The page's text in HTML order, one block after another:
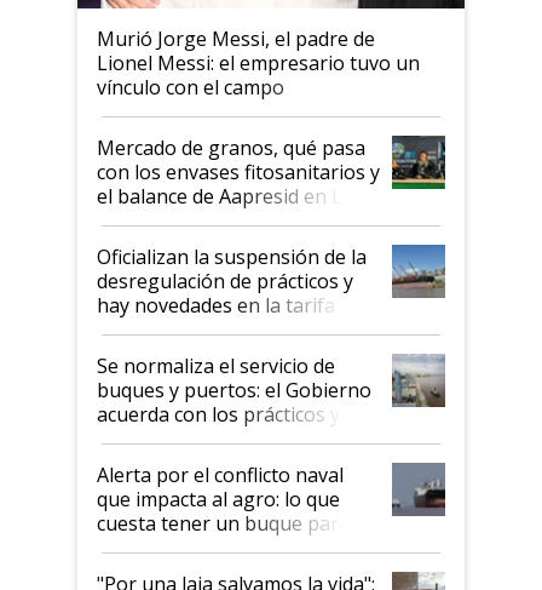
Murió Jorge Messi, el padre de
Lionel Messi: el empresario tuvo un
vínculo con el campo
Mercado de granos, qué pasa
con los envases fitosanitarios y
el balance de Aapresid en La
Posta
Oficializan la suspensión de la
desregulación de prácticos y
hay novedades en la tarifa de
la hidrovía
Se normaliza el servicio de
buques y puertos: el Gobierno
acuerda con los prácticos y
suspende el decreto de
desregulación
Alerta por el conflicto naval
que impacta al agro: lo que
cuesta tener un buque parado
y el peligro de que Argentina
pase a ser "país sucio"
"Por una laja salvamos la vida":